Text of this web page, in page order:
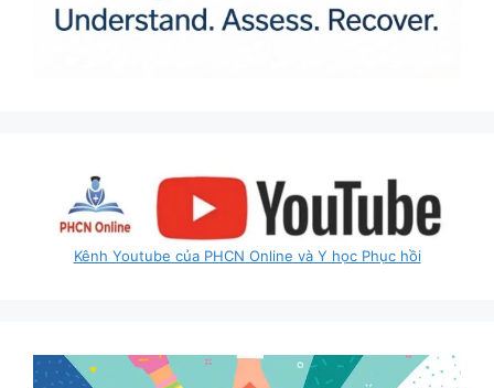
Kênh Youtube của PHCN Online và Y học Phục hồi